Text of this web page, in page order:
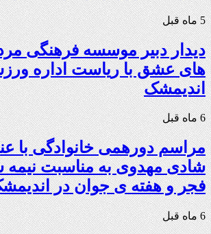
5 ماه قبل
دیدار دبیر موسسه فرهنگی
های عشق با ریاست اداره
اندیمشک
6 ماه قبل
مراسم دورهمی خانوادگی با
شادی مهدوی به مناسبت نیمه
فجر و هفته ی جوان در
6 ماه قبل